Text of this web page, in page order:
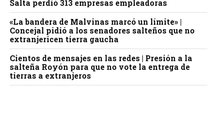
Salta perdió 313 empresas empleadoras
«La bandera de Malvinas marcó un límite» |
Concejal pidió a los senadores salteños que no
extranjericen tierra gaucha
Cientos de mensajes en las redes | Presión a la
salteña Royón para que no vote la entrega de
tierras a extranjeros